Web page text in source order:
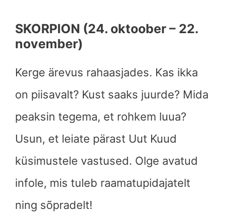
SKORPION (24. oktoober – 22.
november)
Kerge ärevus rahaasjades. Kas ikka
on piisavalt? Kust saaks juurde? Mida
peaksin tegema, et rohkem luua?
Usun, et leiate pärast Uut Kuud
küsimustele vastused. Olge avatud
infole, mis tuleb raamatupidajatelt
ning sõpradelt!